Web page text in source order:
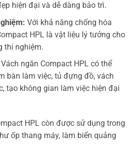
hiện đại và dễ dàng bảo trì.
Với khả năng chống hóa
HPL là vật liệu lý tưởng cho
thí nghiệm.
Vách ngăn Compact HPL có thể
bàn làm việc, tủ đựng đồ, vách
tạo không gian làm việc hiện đại
HPL còn được sử dụng trong
ốp thang máy, làm biển quảng